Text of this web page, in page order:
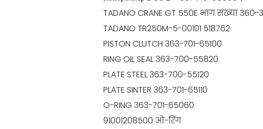
TADANO CRANE GT 550E भाग संख्या 360-
TADANO TR250M-5-00101 518762
PISTON CLUTCH 363-701-65100
RING OIL SEAL 363-700-55820
PLATE STEEL 363-700-55120
PLATE SINTER 363-701-65110
O-RING 363-701-65060
91001208500 ओ-रिंग